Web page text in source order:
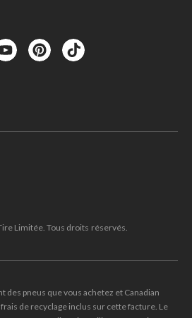
Limitée. Tous droits réservés.
pneus que vous achetez et Canadian
de recyclage inclus sur cette facture. Le